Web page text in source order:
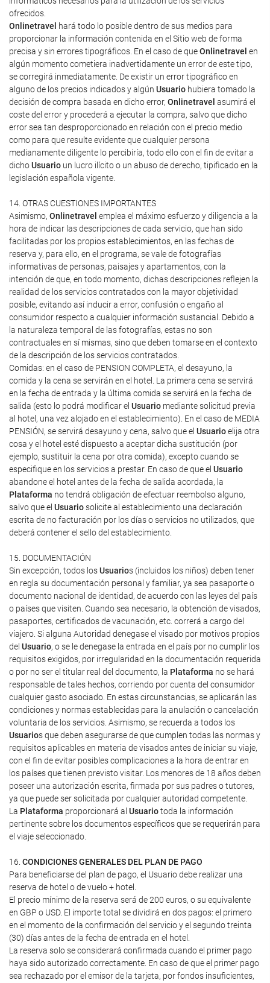
ofrecidos.
Onlinetravel
hará todo lo posible dentro de sus medios para
proporcionar la información contenida en el Sitio web de forma
precisa y sin errores tipográficos. En el caso de queOnlinetravel en
algún momento cometiera inadvertidamente un error de este tipo,
se corregirá inmediatamente. De existir un error tipográfico en
alguno de los precios indicados y algún Usuario hubiera tomado la
decisión de compra basada en dicho error, Onlinetravel asumirá el
coste del error y procederá a ejecutar la compra, salvo que dicho
error sea tan desproporcionado en relación con el precio medio
como para que resulte evidente que cualquier persona
medianamente diligente lo percibiría, todo ello con el fin de evitar a
dichoUsuario un lucro ilícito o un abuso de derecho, tipificado en la
legislación española vigente.
14. OTRAS CUESTIONES IMPORTANTES
Asimismo, Onlinetravel emplea el máximo esfuerzo y diligencia a la
hora de indicar las descripciones de cada servicio, que han sido
facilitadas por los propios establecimientos, en las fechas de
reserva y, para ello, en el programa, se vale de fotografías
informativas de personas, paisajes y apartamentos, con la
intención de que, en todo momento, dichas descripciones reflejen la
realidad de los servicios contratados con la mayor objetividad
posible, evitando así inducir a error, confusión o engaño al
consumidor respecto a cualquier información sustancial. Debido a
la naturaleza temporal de las fotografías, estas no son
contractuales en sí mismas, sino que deben tomarse en el contexto
de la descripción de los servicios contratados.
Comidas: en el caso de PENSION COMPLETA, el desayuno, la
comida y la cena se servirán en el hotel. La primera cena se servirá
en la fecha de entrada y la última comida se servirá en la fecha de
salida (esto lo podrá modificar el Usuario mediante solicitud previa
al hotel, una vez alojado en el establecimiento). En el caso de MEDIA
PENSIÓN, se servirá desayuno y cena, salvo que el Usuarioelija otra
cosa y el hotel esté dispuesto a aceptar dicha sustitución (por
ejemplo, sustituir la cena por otra comida), excepto cuando se
especifique en los servicios a prestar. En caso de que el Usuario
abandone el hotel antes de la fecha de salida acordada, la
Plataforma no tendrá obligación de efectuar reembolso alguno,
salvo que el Usuariosolicite al establecimiento una declaración
escrita de no facturación por los días o servicios no utilizados, que
deberá contener el sello del establecimiento.
15. DOCUMENTACIÓN
Sin excepción, todos losUsuarios (incluidos los niños) deben tener
en regla su documentación personal y familiar, ya sea pasaporte o
documento nacional de identidad, de acuerdo con las leyes del país
o países que visiten. Cuando sea necesario, la obtención de visados,
pasaportes, certificados de vacunación, etc. correrá a cargo del
viajero. Si alguna Autoridad denegase el visado por motivos propios
del Usuario, o se le denegase la entrada en el país por no cumplir los
requisitos exigidos, por irregularidad en la documentación requerida
o por no ser el titular real del documento, la Plataforma no se hará
responsable de tales hechos, corriendo por cuenta del consumidor
cualquier gasto asociado. En estas circunstancias, se aplicarán las
condiciones y normas establecidas para la anulación o cancelación
voluntaria de los servicios. Asimismo, se recuerda a todos los
Usuarios que deben asegurarse de que cumplen todas las normas y
requisitos aplicables en materia de visados antes de iniciar su viaje,
con el fin de evitar posibles complicaciones a la hora de entrar en
los países que tienen previsto visitar. Los menores de 18 años deben
poseer una autorización escrita, firmada por sus padres o tutores,
ya que puede ser solicitada por cualquier autoridad competente.
La Plataforma proporcionará al Usuariotoda la información
pertinente sobre los documentos específicos que se requerirán para
el viaje seleccionado.
16. CONDICIONES GENERALES DEL PLAN DE PAGO
Para beneficiarse del plan de pago, el Usuario debe realizar una
reserva de hotel o de vuelo + hotel.
El precio mínimo de la reserva será de 200 euros, o su equivalente
en GBP o USD. El importe total se dividirá en dos pagos: el primero
en el momento de la confirmación del servicio y el segundo treinta
(30) días antes de la fecha de entrada en el hotel.
La reserva solo se considerará confirmada cuando el primer pago
haya sido autorizado correctamente. En caso de que el primer pago
sea rechazado por el emisor de la tarjeta, por fondos insuficientes,